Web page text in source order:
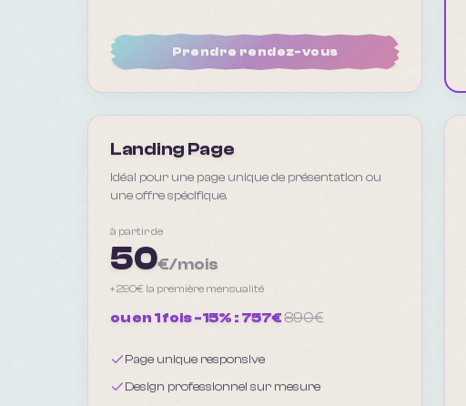
Prendre rendez-vous
Landing Page
Idéal pour une page unique de présentation ou
une offre spécifique.
à partir de
50€/mois
+290€ la première mensualité
ou en 1 fois -15% : 757€890€
Page unique responsive
Design professionnel sur mesure